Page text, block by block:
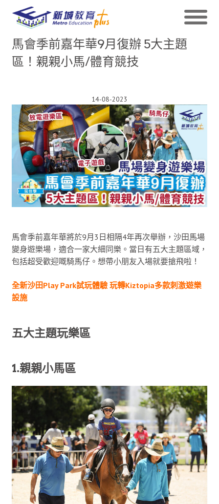
馬會季前嘉年華9月復辦 5大主題
區！親親小馬/體育競技
14-08-2023
馬會季前嘉年華將於9月3日相隔4年再次舉辦，沙田馬場
變身遊樂場，適合一家大細同樂。當日有五大主題區域，
包括超受歡迎嘅騎馬仔。想帶小朋友入場就要搶飛啦！
全新沙田Play Park試玩體驗 玩轉Kiztopia多款刺激遊樂
設施
五大主題玩樂區
1.親親小馬區